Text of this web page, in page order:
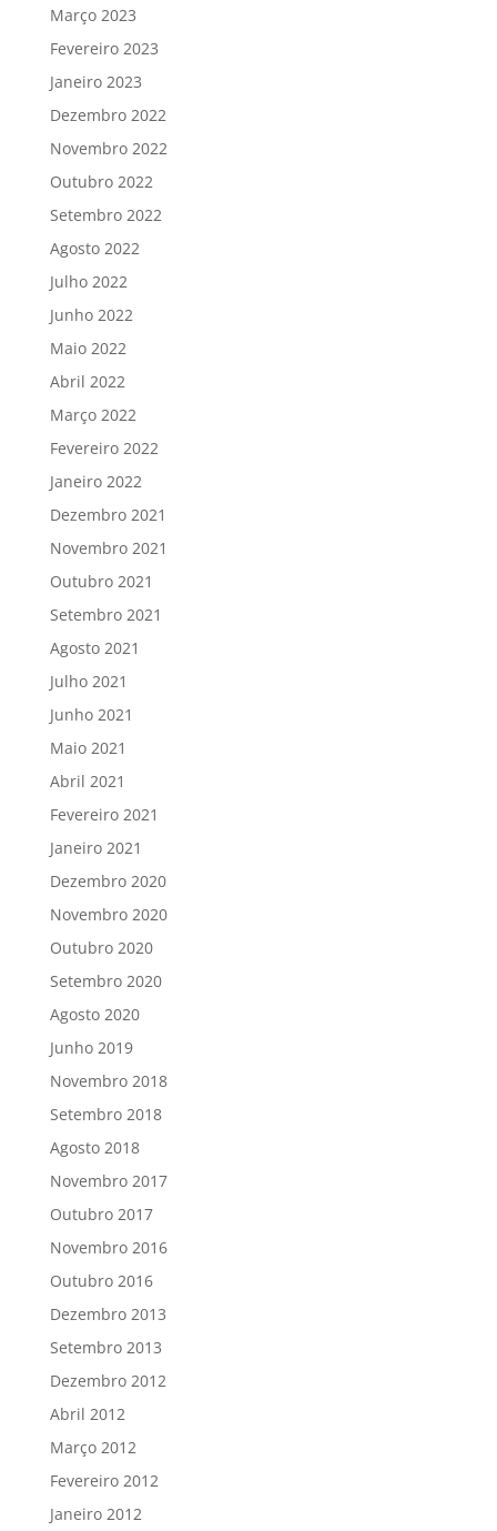
Março 2023
Fevereiro 2023
Janeiro 2023
Dezembro 2022
Novembro 2022
Outubro 2022
Setembro 2022
Agosto 2022
Julho 2022
Junho 2022
Maio 2022
Abril 2022
Março 2022
Fevereiro 2022
Janeiro 2022
Dezembro 2021
Novembro 2021
Outubro 2021
Setembro 2021
Agosto 2021
Julho 2021
Junho 2021
Maio 2021
Abril 2021
Fevereiro 2021
Janeiro 2021
Dezembro 2020
Novembro 2020
Outubro 2020
Setembro 2020
Agosto 2020
Junho 2019
Novembro 2018
Setembro 2018
Agosto 2018
Novembro 2017
Outubro 2017
Novembro 2016
Outubro 2016
Dezembro 2013
Setembro 2013
Dezembro 2012
Abril 2012
Março 2012
Fevereiro 2012
Janeiro 2012